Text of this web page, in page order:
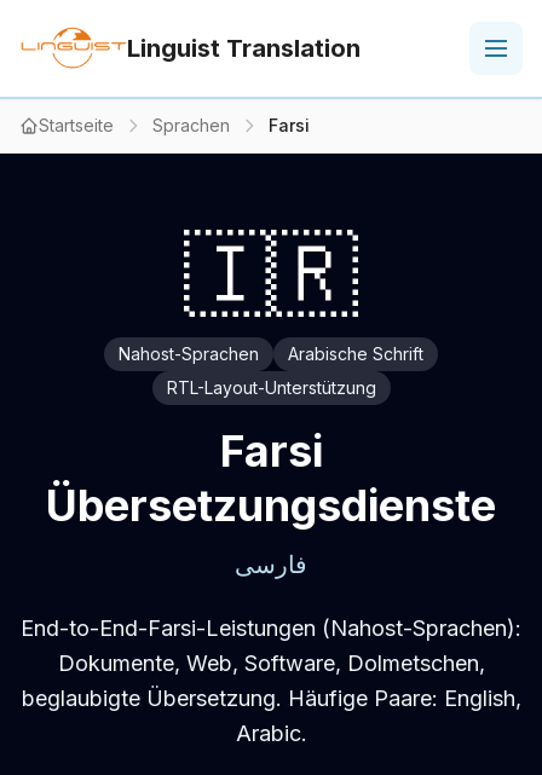
Linguist Translation
Startseite Sprachen Farsi
🇮🇷
Nahost-Sprachen
Arabische Schrift
RTL-Layout-Unterstützung
Farsi
Übersetzungsdienste
فارسی
End-to-End-Farsi-Leistungen (Nahost-Sprachen):
Dokumente, Web, Software, Dolmetschen,
beglaubigte Übersetzung. Häufige Paare: English,
Arabic.